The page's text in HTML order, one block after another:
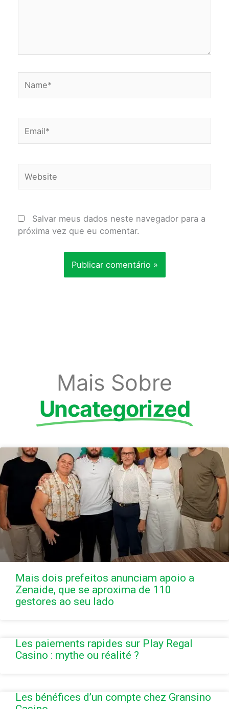
Salvar meus dados neste navegador para a
próxima vez que eu comentar.
Mais Sobre
Uncategorized
Mais dois prefeitos anunciam apoio a
Zenaide, que se aproxima de 110
gestores ao seu lado
Les paiements rapides sur Play Regal
Casino : mythe ou réalité ?
Les bénéfices d’un compte chez Gransino